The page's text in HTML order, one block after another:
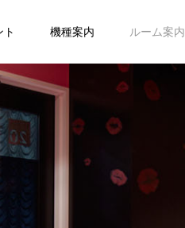
機種案内 ルーム案内